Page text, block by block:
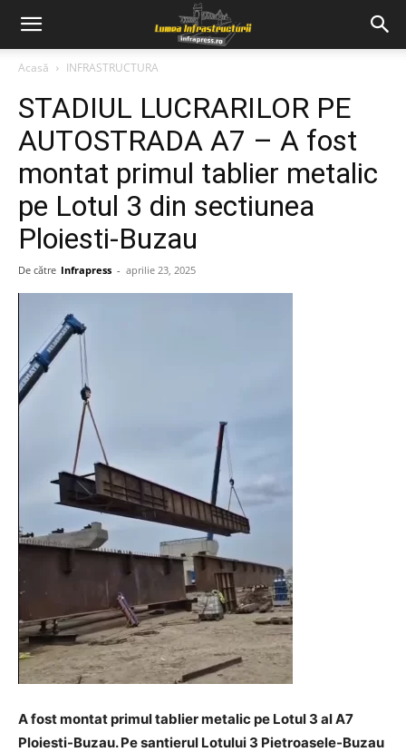
Acasă INFRASTRUCTURA
STADIUL LUCRARILOR PE
AUTOSTRADA A7 – A fost
montat primul tablier metalic
pe Lotul 3 din sectiunea
Ploiesti-Buzau
De către Infrapress - aprilie 23, 2025
A fost montat primul tablier metalic pe Lotul 3 al A7
Ploiesti-Buzau. Pe santierul Lotului 3 Pietroasele-Buzau